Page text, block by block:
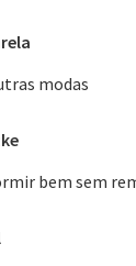
modas
bem sem